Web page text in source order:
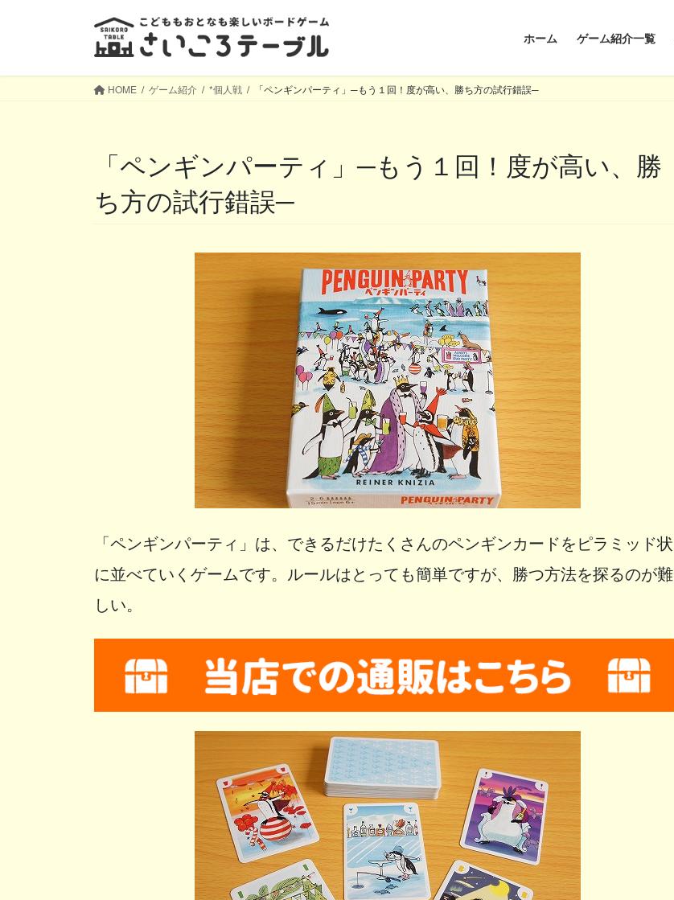
ホーム ゲーム紹介一覧
HOME ゲーム紹介 *個人戦 「ペンギンパーティ」─もう１回！度が高い、勝ち方の試行錯誤─
「ペンギンパーティ」─もう１回！度が高い、勝
ち方の試行錯誤─
「ペンギンパーティ」は、できるだけたくさんのペンギンカードをピラミッド状
に並べていくゲームです。ルールはとっても簡単ですが、勝つ方法を探るのが難
しい。